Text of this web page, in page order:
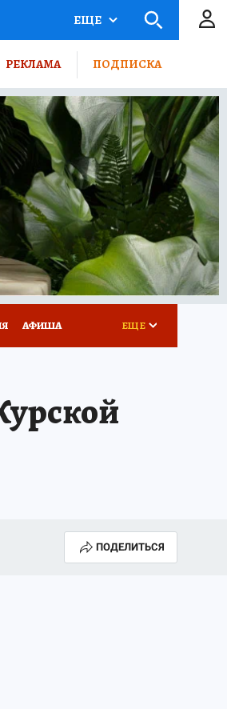
О КП
ЕЩЕ
РЕКЛАМА ПОДПИСКА
АФИША ЕЩЕ
ПОДЕЛИТЬСЯ